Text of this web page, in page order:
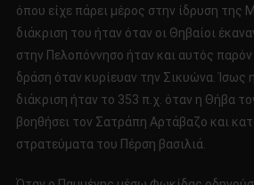
όπου είχε πάρει μέρος στην ίδρυση
διάκριση του ήταν όταν οι Θηβαίοι
στην Πελοπόννησο ήταν και αυτός παρόν
δράση όταν κυρίευαν την Σικυώνα. Ίσως
διάκριση ήταν το 353 π.χ. όταν η Θήβα
βοηθήσει τον Σατράπη Αρτάβαζο και
στρατεύματα του Πέρση βασιλιά.